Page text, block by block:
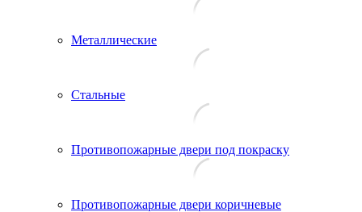
Металлические
Стальные
Противопожарные двери под покраску
Противопожарные двери коричневые